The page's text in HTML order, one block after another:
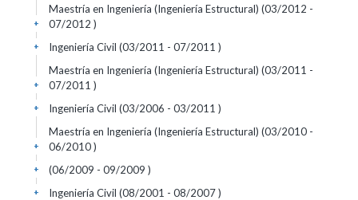
Maestría en Ingeniería (Ingeniería Estructural) (03/2012 -
07/2012 )
+
Ingeniería Civil (03/2011 - 07/2011 )
+
Maestría en Ingeniería (Ingeniería Estructural) (03/2011 -
07/2011 )
+
Ingeniería Civil (03/2006 - 03/2011 )
+
Maestría en Ingeniería (Ingeniería Estructural) (03/2010 -
06/2010 )
+
(06/2009 - 09/2009 )
+
Ingeniería Civil (08/2001 - 08/2007 )
+